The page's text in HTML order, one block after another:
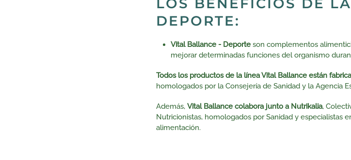
DEPORTE:
Vital Ballance - Deporte son complementos
mejorar determinadas funciones del organismo
Todos los productos de la línea Vital Ballance están
homologados por la Consejería de Sanidad y la Agencia
Además, Vital Ballance colabora junto a Nutrikalia,
Nutricionistas, homologados por Sanidad y especialistas
alimentación.